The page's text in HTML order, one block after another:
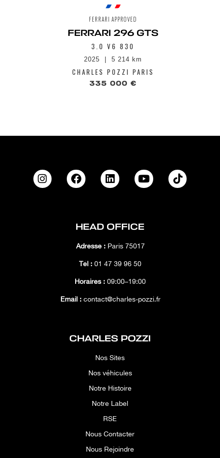
FERRARI APPROVED
FERRARI 296 GTS
3.0 V6 830
2025 5 214 km
CHARLES POZZI PARIS
335 000 €
HEAD OFFICE
Adresse :Paris 75017
Tél : 01 47 39 96 50
Horaires : 09:00–19:00
Email :contact@charles-pozzi.fr
CHARLES POZZI
Nos Sites
Nos véhicules
Notre Histoire
Notre Label
RSE
Nous Contacter
Nous Rejoindre